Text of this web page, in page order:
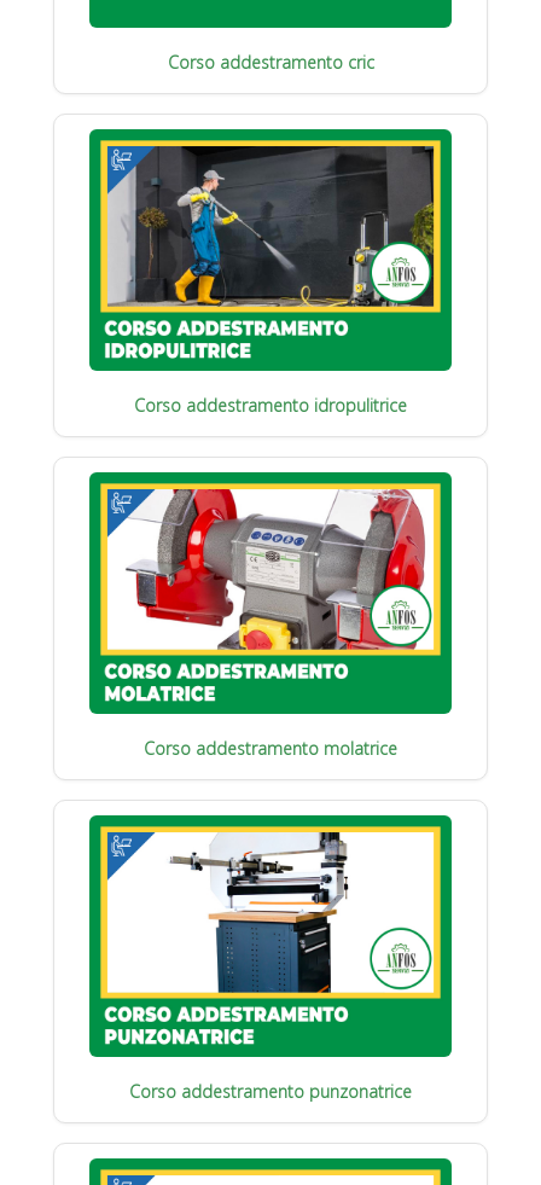
Corso addestramento cric
Corso addestramento idropulitrice
Corso addestramento molatrice
Corso addestramento punzonatrice